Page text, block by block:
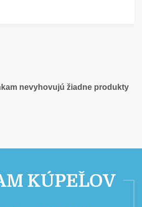
nevyhovujú žiadne produkty
KÚPEĽOV